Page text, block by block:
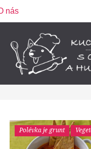
nás
Polévka je grunt